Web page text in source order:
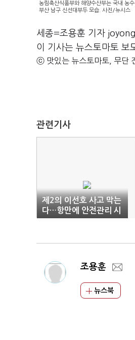
농림축산식품부와 해양수산부는 국내 농
부산 남구 신선대부두 모습. 사진/뉴시스
세종=조용훈 기자
이 기사는 뉴스토마토 보
ⓒ 맛있는 뉴스토마토, 무단
관련기사
제2의 이선호 사고 막는
다…항만에 안전관리 시
스템 가동
조용훈
뉴스북